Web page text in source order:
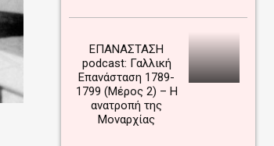
ΕΠΑΝΑΣΤΑΣΗ
podcast: Γαλλική
Επανάσταση 1789-
1799 (Μέρος 2) – Η
ανατροπή της
Μοναρχίας